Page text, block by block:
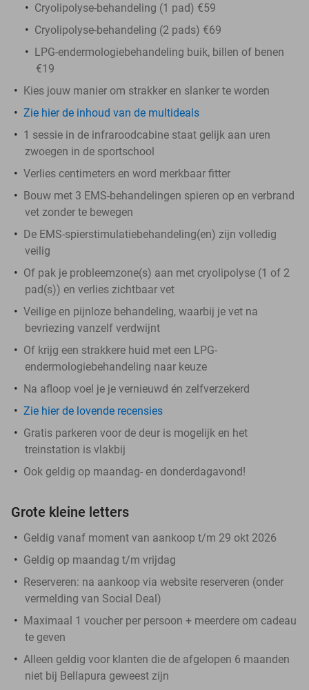
Cryolipolyse-behandeling (1 pad) €59
Cryolipolyse-behandeling (2 pads) €69
LPG-endermologiebehandeling buik, billen of benen
€19
Kies jouw manier om strakker en slanker te worden
Zie hier de inhoud van de multideals
1 sessie in de infraroodcabine staat gelijk aan uren
zwoegen in de sportschool
Verlies centimeters en word merkbaar fitter
Bouw met 3 EMS-behandelingen spieren op en verbrand
vet zonder te bewegen
De EMS-spierstimulatiebehandeling(en) zijn volledig
veilig
Of pak je probleemzone(s) aan met cryolipolyse (1 of 2
pad(s)) en verlies zichtbaar vet
Veilige en pijnloze behandeling, waarbij je vet na
bevriezing vanzelf verdwijnt
Of krijg een strakkere huid met een LPG-
endermologiebehandeling naar keuze
Na afloop voel je je vernieuwd én zelfverzekerd
Zie hier de lovende recensies
Gratis parkeren voor de deur is mogelijk en het
treinstation is vlakbij
Ook geldig op maandag- en donderdagavond!
Grote kleine letters
Geldig vanaf moment van aankoop t/m 29 okt 2026
Geldig op maandag t/m vrijdag
Reserveren: na aankoop via website reserveren (onder
vermelding van Social Deal)
Maximaal 1 voucher per persoon + meerdere om cadeau
te geven
Alleen geldig voor klanten die de afgelopen 6 maanden
niet bij Bellapura geweest zijn